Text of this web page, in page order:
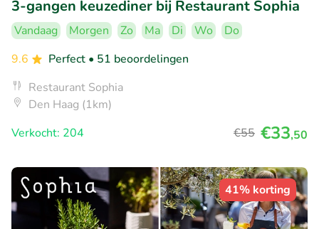
3-gangen keuzediner bij Restaurant Sophia
Vandaag Morgen Zo Ma Di Wo
Do
9.6
Perfect • 51 beoordelingen
Restaurant Sophia
Den Haag (1km)
Verkocht: 204
€55 €33,50
41% korting